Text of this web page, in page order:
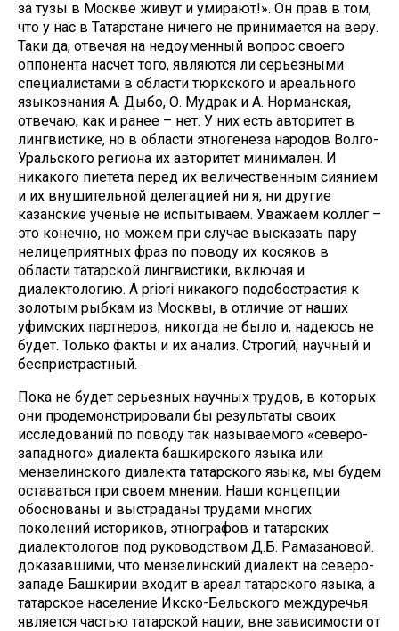
за тузы в Москве живут и умирают!». Он прав в том,
что у нас в Татарстане ничего не принимается на веру.
Таки да, отвечая на недоуменный вопрос своего
оппонента насчет того, являются ли серьезными
специалистами в области тюркского и ареального
языкознания А. Дыбо, О. Мудрак и А. Норманская,
отвечаю, как и ранее – нет. У них есть авторитет в
лингвистике, но в области этногенеза народов Волго-
Уральского региона их авторитет минимален. И
никакого пиетета перед их величественным сиянием
и их внушительной делегацией ни я, ни другие
казанские ученые не испытываем. Уважаем коллег –
это конечно, но можем при случае высказать пару
нелицеприятных фраз по поводу их косяков в
области татарской лингвистики, включая и
диалектологию. A priori никакого подобострастия к
золотым рыбкам из Москвы, в отличие от наших
уфимских партнеров, никогда не было и, надеюсь не
будет. Только факты и их анализ. Строгий, научный и
беспристрастный.
Пока не будет серьезных научных трудов, в которых
они продемонстрировали бы результаты своих
исследований по поводу так называемого «северо-
западного» диалекта башкирского языка или
мензелинского диалекта татарского языка, мы будем
оставаться при своем мнении. Наши концепции
обоснованы и выстраданы трудами многих
поколений историков, этнографов и татарских
диалектологов под руководством Д.Б. Рамазановой.
доказавшими, что мензелинский диалект на северо-
западе Башкирии входит в ареал татарского языка, а
татарское население Икско-Бельского междуречья
является частью татарской нации, вне зависимости от